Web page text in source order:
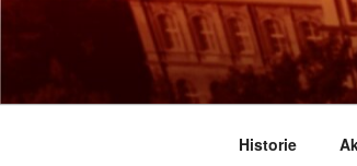
Přejít
webu
Určeno všem
Historie